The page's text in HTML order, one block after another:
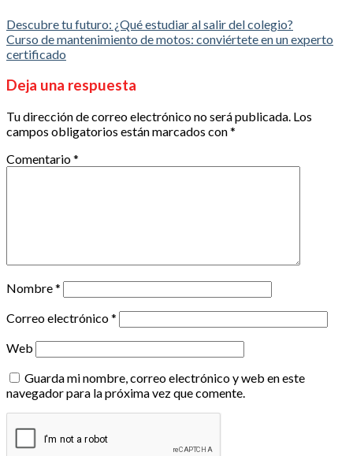
Descubre tu futuro: ¿Qué estudiar al salir del colegio?
Curso de mantenimiento de motos: conviértete en un experto
certificado
Deja una respuesta
Tu dirección de correo electrónico no será publicada. Los
campos obligatorios están marcados con*
Comentario*
Nombre*
Correo electrónico*
Web
Guarda mi nombre, correo electrónico y web en este
navegador para la próxima vez que comente.